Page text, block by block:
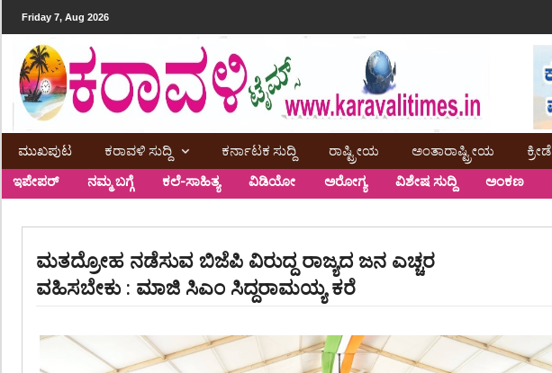
Friday 7, Aug 2026
ಮುಖಪುಟ ಕರಾವಳಿ ಸುದ್ದಿ ಕರ್ನಾಟಕ ಸುದ್ದಿ ರಾಷ್ಟ್ರೀಯ ಅಂತಾರಾಷ್ಟ್ರೀಯ ಕ್ರೀಡೆ
ಇಪೇಪರ್ ನಮ್ಮ ಬಗ್ಗೆ ಕಲೆ-ಸಾಹಿತ್ಯ ವಿಡಿಯೋ ಅರೋಗ್ಯ ವಿಶೇಷ ಸುದ್ದಿ ಅಂಕಣ
ಮತದ್ರೋಹ ನಡೆಸುವ ಬಿಜೆಪಿ ವಿರುದ್ದ ರಾಜ್ಯದ ಜನ ಎಚ್ಚರ
ವಹಿಸಬೇಕು : ಮಾಜಿ ಸಿಎಂ ಸಿದ್ದರಾಮಯ್ಯ ಕರೆ